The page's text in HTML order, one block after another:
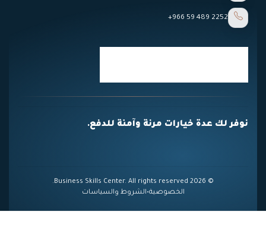
+966 59 489 2252
نوفر لك عدة خيارات مرنة وآمنة للدفع.
© 2026 Business Skills Center. All rights reserved.
الخصوصية•الشروط والسياسات